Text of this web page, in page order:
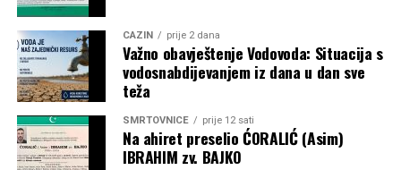
CAZIN prije 2 dana
Važno obavještenje Vodovoda: Situacija s
vodosnabdijevanjem iz dana u dan sve
teža
SMRTOVNICE prije 12 sati
Na ahiret preselio ĆORALIĆ (Asim)
IBRAHIM zv. BAJKO